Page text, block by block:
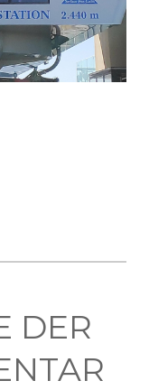
DER